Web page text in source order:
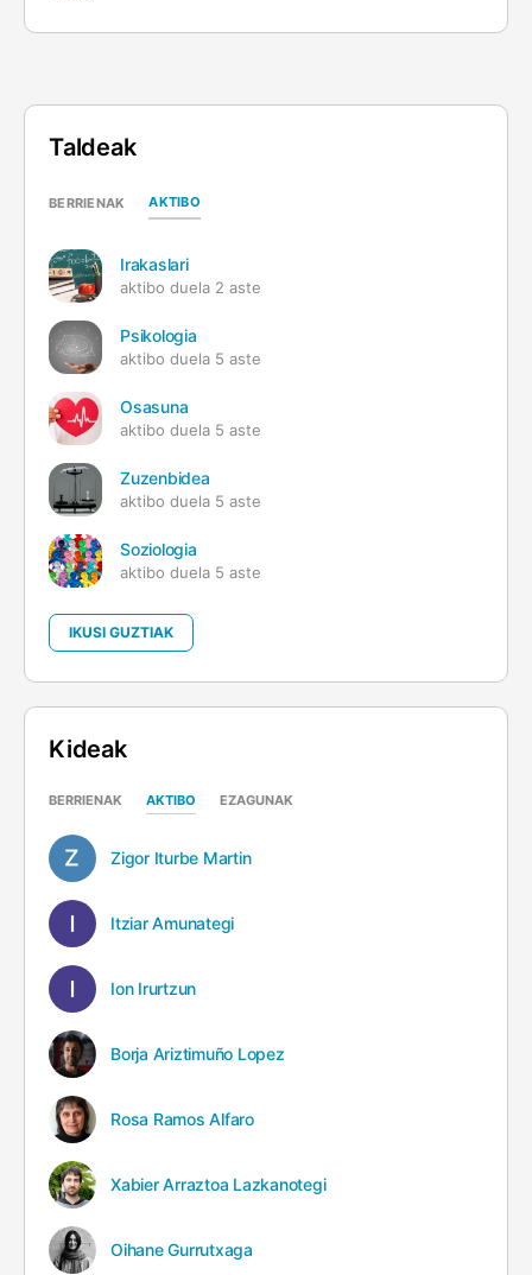
Taldeak
BERRIENAK AKTIBO
Irakaslari
aktibo duela 2 aste
Psikologia
aktibo duela 5 aste
Osasuna
aktibo duela 5 aste
Zuzenbidea
aktibo duela 5 aste
Soziologia
aktibo duela 5 aste
IKUSI GUZTIAK
Kideak
BERRIENAK AKTIBO EZAGUNAK
Zigor Iturbe Martin
Itziar Amunategi
Ion Irurtzun
Borja Ariztimuño Lopez
Rosa Ramos Alfaro
Xabier Arraztoa Lazkanotegi
Oihane Gurrutxaga